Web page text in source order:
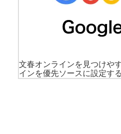
文春オンラインを見つけや
インを優先ソースに設定する